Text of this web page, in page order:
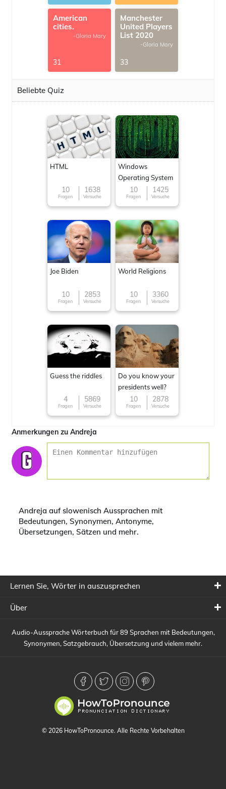
American
cities.
-Gloria Mary
31
Manchester
United Players
List 2020
-Gloria Mary
33
Beliebte Quiz
HTML
10
Fragen
1638
Versuche
Windows
Operating System
10
Fragen
1425
Versuche
Joe Biden
10
Fragen
2853
Versuche
World Religions
10
Fragen
3360
Versuche
Guess the riddles
4
Fragen
5869
Versuche
Do you know your
presidents well?
10
Fragen
2878
Versuche
Anmerkungen zu Andreja
Andreja auf slowenisch Aussprachen mit
Bedeutungen, Synonymen, Antonyme,
Übersetzungen, Sätzen und mehr.
Lernen Sie, Wörter in auszusprechen
Über
Audio-Aussprache Wörterbuch für 89 Sprachen mit Bedeutungen,
Synonymen, Satzgebrauch, Übersetzung und vielem mehr.
© 2026 HowToPronounce. Alle Rechte Vorbehalten